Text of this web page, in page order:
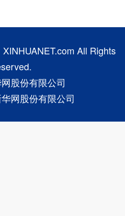
All Rights
网股份有限公司
网股份有限公司